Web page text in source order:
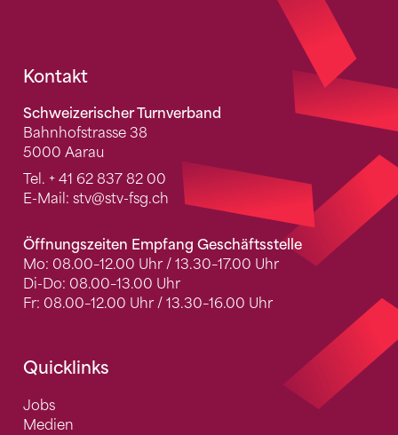
Fusszeile
Kontakt
Schweizerischer Turnverband
Bahnhofstrasse 38
5000 Aarau
Tel. + 41 62 837 82 00
E-Mail: stv@stv-fsg.ch
Öffnungszeiten Empfang Geschäftsstelle
Mo: 08.00–12.00 Uhr / 13.30–17.00 Uhr
Di-Do: 08.00–13.00 Uhr
Fr: 08.00–12.00 Uhr / 13.30–16.00 Uhr
Quicklinks
Jobs
Medien